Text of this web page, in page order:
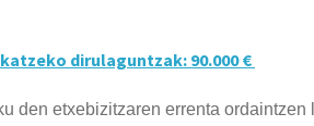
dirulaguntzak: 90.000 €
den etxebizitzaren errenta